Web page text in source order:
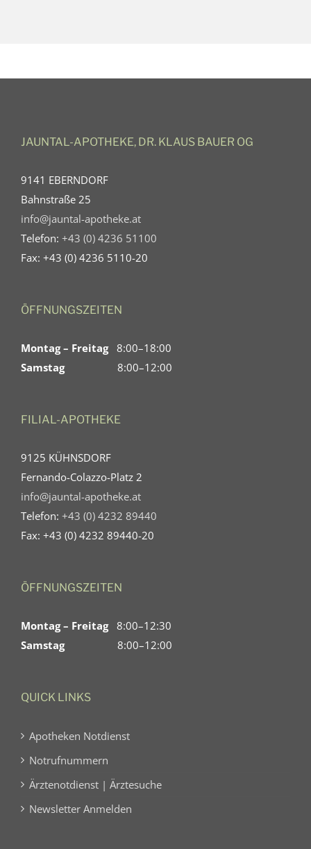
JAUNTAL-APOTHEKE, DR. KLAUS BAUER OG
9141 EBERNDORF
Bahnstraße 25
info@jauntal-apotheke.at
Telefon: +43 (0) 4236 51100
Fax: +43 (0) 4236 5110-20
ÖFFNUNGSZEITEN
Montag – Freitag8:00–18:00
Samstag 8:00–12:00
FILIAL-APOTHEKE
9125 KÜHNSDORF
Fernando-Colazzo-Platz 2
info@jauntal-apotheke.at
Telefon: +43 (0) 4232 89440
Fax: +43 (0) 4232 89440-20
ÖFFNUNGSZEITEN
Montag – Freitag8:00–12:30
Samstag8:00–12:00
QUICK LINKS
Apotheken Notdienst
Notrufnummern
Ärztenotdienst | Ärztesuche
Newsletter Anmelden